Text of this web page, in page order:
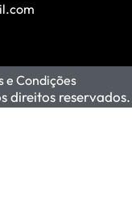
e Condições
direitos reservados.